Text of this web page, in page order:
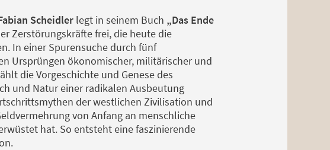
Scheidler legt in seinem Buch „Das Ende
Zerstörungskräfte frei, die heute die
In einer Spurensuche durch fünf
Ursprüngen ökonomischer, militärischer und
die Vorgeschichte und Genese des
und Natur einer radikalen Ausbeutung
der westlichen Zivilisation und
von Anfang an menschliche
hat. So entsteht eine faszinierende